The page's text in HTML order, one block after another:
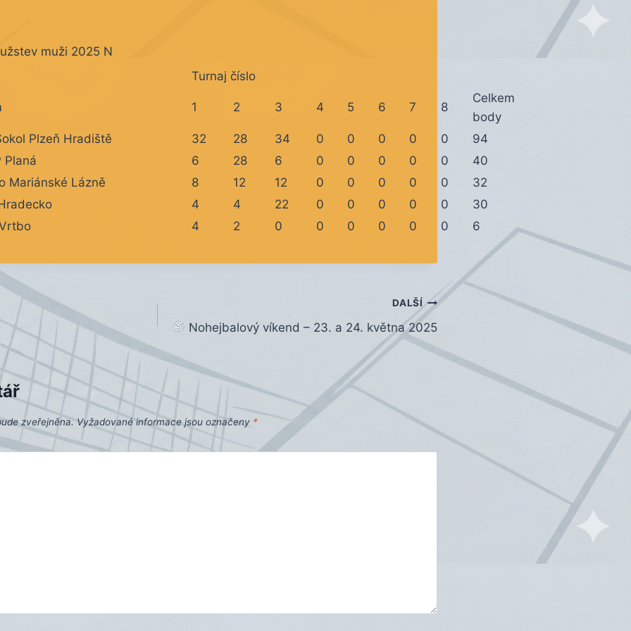
muži 2025 N
Turnaj číslo
1 2 3 4 5 6 7 8
Celkem
body
Plzeň Hradiště 32 28 34 0 0 0 0 0
94
Planá 6 28 6 0 0 0 0 0
40
Mariánské Lázně 8 12 12 0 0 0 0 0
32
4 4 22 0 0 0 0 0
30
4 2 0 0 0 0 0 0 6
DALŠÍ
Nohejbalový víkend – 23. a 24. května 2025
zveřejněna. Vyžadované informace jsou označeny *